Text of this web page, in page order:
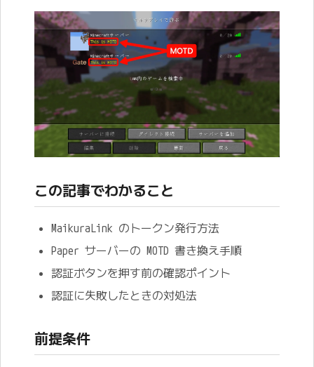
この記事でわかること
MaikuraLink のトークン発行方法
Paper サーバーの MOTD 書き換え手順
認証ボタンを押す前の確認ポイント
認証に失敗したときの対処法
前提条件